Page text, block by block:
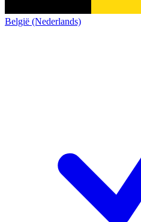
België (Nederlands)